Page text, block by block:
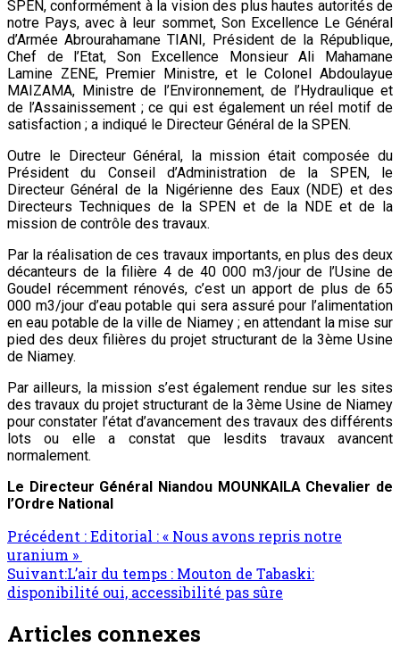
SPEN, conformément à la vision des plus hautes autorités de
notre Pays, avec à leur sommet, Son Excellence Le Général
d’Armée Abrourahamane TIANI, Président de la République,
Chef de l’Etat, Son Excellence Monsieur Ali Mahamane
Lamine ZENE, Premier Ministre, et le Colonel Abdoulayue
MAIZAMA, Ministre de l’Environnement, de l’Hydraulique et
de l’Assainissement ; ce qui est également un réel motif de
satisfaction ; a indiqué le Directeur Général de la SPEN.
Outre le Directeur Général, la mission était composée du
Président du Conseil d’Administration de la SPEN, le
Directeur Général de la Nigérienne des Eaux (NDE) et des
Directeurs Techniques de la SPEN et de la NDE et de la
mission de contrôle des travaux.
Par la réalisation de ces travaux importants, en plus des deux
décanteurs de la filière 4 de 40 000 m3/jour de l’Usine de
Goudel récemment rénovés, c’est un apport de plus de 65
000 m3/jour d’eau potable qui sera assuré pour l’alimentation
en eau potable de la ville de Niamey ; en attendant la mise sur
pied des deux filières du projet structurant de la 3ème Usine
de Niamey.
Par ailleurs, la mission s’est également rendue sur les sites
des travaux du projet structurant de la 3ème Usine de Niamey
pour constater l’état d’avancement des travaux des différents
lots ou elle a constat que lesdits travaux avancent
normalement.
Le Directeur Général Niandou MOUNKAILA Chevalier de
l’Ordre National
Précédent :Editorial : « Nous avons repris notre
uranium »
Suivant:L’air du temps : Mouton de Tabaski:
disponibilité oui, accessibilité pas sûre
Articles connexes